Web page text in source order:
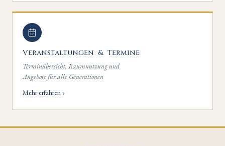
Veranstaltungen & Termine
Terminübersicht, Raumnutzung und
Angebote für alle Generationen
Mehr erfahren ›